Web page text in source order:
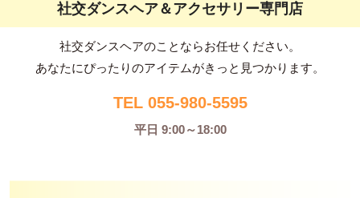
社交ダンスヘア＆アクセサリー専門店
社交ダンスヘアのことならお任せください。
あなたにぴったりのアイテムがきっと見つかります。
TEL 055-980-5595
平日 9:00～18:00